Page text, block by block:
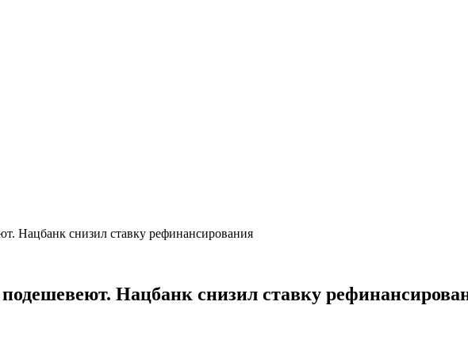
Нацбанк снизил ставку рефинансирования
Нацбанк снизил ставку